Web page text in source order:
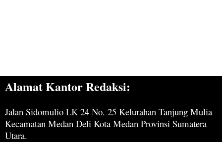
Alamat Kantor Redaksi:
Jalan Sidomulio LK 24 No. 25 Kelurahan Tanjung Mulia
Kecamatan Medan Deli Kota Medan Provinsi Sumatera
Utara.